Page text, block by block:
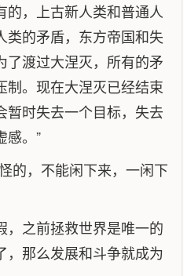
的，上古新人类和普通人
类的矛盾，东方帝国和失
了渡过大涅灭，所有的矛
制。现在大涅灭已经结束
暂时失去一个目标，失去
感。”
的，不能闲下来，一闲下
，之前拯救世界是唯一的
，那么发展和斗争就成为